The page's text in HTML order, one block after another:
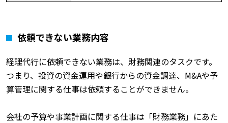
依頼できない業務内容
経理代行に依頼できない業務は、財務関連のタスクです。
つまり、投資の資金運用や銀行からの資金調達、M&Aや予
算管理に関する仕事は依頼することができません。
会社の予算や事業計画に関する仕事は「財務業務」にあた